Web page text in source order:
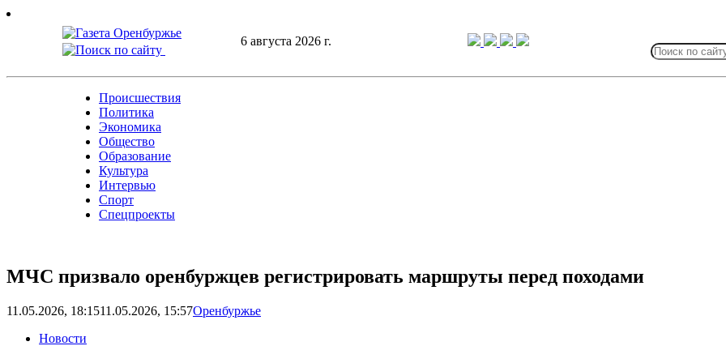
Skip
6 августа 2026 г.
for:
Происшествия
Политика
Экономика
Общество
Образование
Культура
Интервью
Спорт
Спецпроекты
МЧС призвало оренбуржцев регистрировать маршруты перед походами
11.05.2026, 18:1511.05.2026, 15:57Оренбуржье
Новости